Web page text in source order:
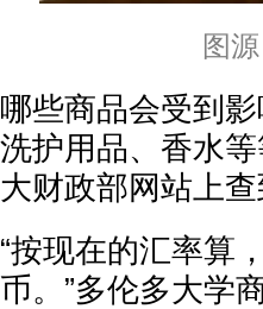
图
哪些商品会受到
洗护用品、香水
大财政部网站上查
“按现在的汇率算
币。”多伦多大学